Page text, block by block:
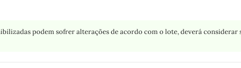
podem sofrer alterações de acordo com o lote, deverá considerar